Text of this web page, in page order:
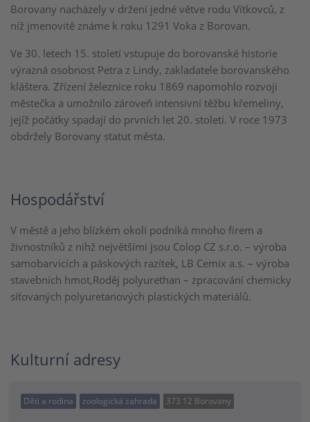
Borovany nacházely v držení jedné větve rodu Vítkovců, z
níž jmenovitě známe k roku 1291 Voka z Borovan.
Ve 30. letech 15. století vstupuje do borovanské historie
výrazná osobnost Petra z Lindy, zakladatele borovanského
kláštera. Zřízení železnice roku 1869 napomohlo rozvoji
městečka a umožnilo zároveň intensivní těžbu křemeliny,
jejíž počátky spadají do prvních let 20. století. V roce 1973
obdržely Borovany statut města.
Hospodářství
V městě a jeho blízkém okolí podniká mnoho firem a
živnostníků z nihž největšími jsou Colop CZ s.r.o. – výroba
samobarvicích a páskových razítek, LB Cemix a.s. – výroba
stavebních hmot,Roděj polyurethan – zpracování chemicky
síťovaných polyuretanových plastických materiálů.
Kulturní adresy
Děti a rodina zoologická zahrada 373 12 Borovany